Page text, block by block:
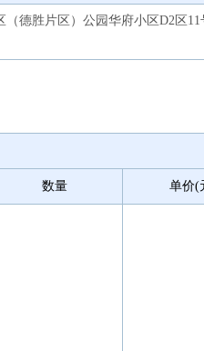
（德胜片区）公园华府小区D2区11
数量 单价(